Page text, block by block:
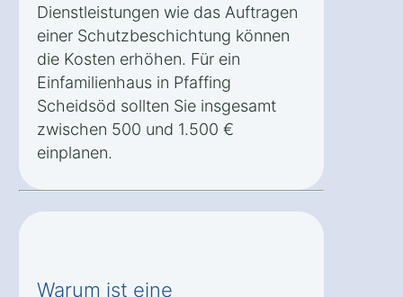
Dienstleistungen wie das Auftragen
einer Schutzbeschichtung können
die Kosten erhöhen. Für ein
Einfamilienhaus in Pfaffing
Scheidsöd sollten Sie insgesamt
zwischen 500 und 1.500 €
einplanen.
Warum ist eine